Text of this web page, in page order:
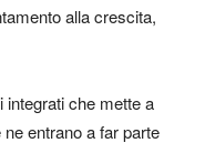
alla crescita,
integrati che mette a
entrano a far parte